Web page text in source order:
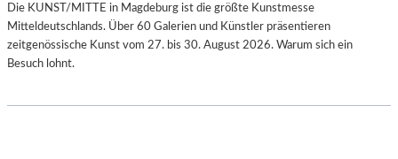
Die KUNST/MITTE in Magdeburg ist die größte Kunstmesse
Mitteldeutschlands. Über 60 Galerien und Künstler präsentieren
zeitgenössische Kunst vom 27. bis 30. August 2026. Warum sich ein
Besuch lohnt.